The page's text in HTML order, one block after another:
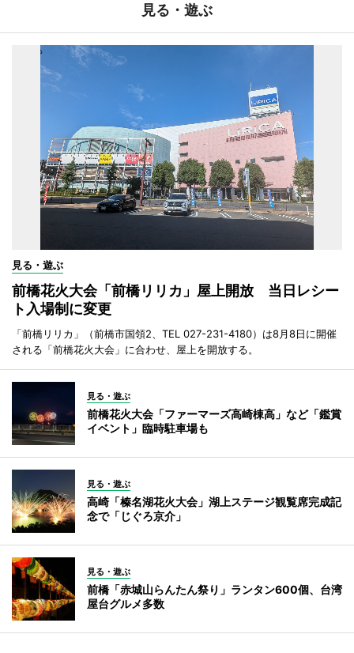
見る・遊ぶ
見る・遊ぶ
前橋花火大会「前橋リリカ」屋上開放 当日レシー
ト入場制に変更
「前橋リリカ」（前橋市国領2、TEL 027-231-4180）は8月8日に開催
される「前橋花火大会」に合わせ、屋上を開放する。
見る・遊ぶ
前橋花火大会「ファーマーズ高崎棟高」など「鑑賞
イベント」臨時駐車場も
見る・遊ぶ
高崎「榛名湖花火大会」湖上ステージ観覧席完成記
念で「じぐろ京介」
見る・遊ぶ
前橋「赤城山らんたん祭り」ランタン600個、台湾
屋台グルメ多数